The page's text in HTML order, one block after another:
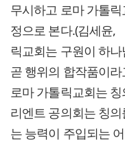
무시하고 로마 가톨
정으로 본다.(김세윤,
릭교회는 구원이 하
곧 행위의 합작품이
로마 가톨릭교회는
리엔트 공의회는 칭
는 능력이 주입되는